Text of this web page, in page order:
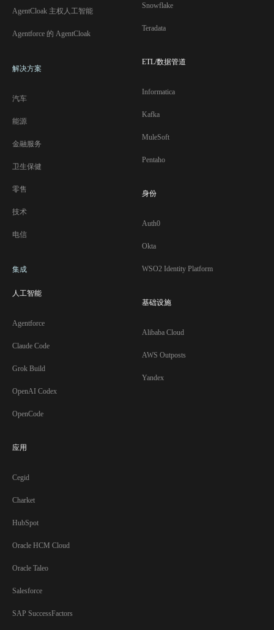
AgentCloak 主权人工智能
Agentforce 的 AgentCloak
解决方案
汽车
能源
金融服务
卫生保健
零售
技术
电信
集成
人工智能
Agentforce
Claude Code
Grok Build
OpenAI Codex
OpenCode
应用
Cegid
Charket
HubSpot
Oracle HCM Cloud
Oracle Taleo
Salesforce
SAP SuccessFactors
Snowflake
Teradata
ETL/数据管道
Informatica
Kafka
MuleSoft
Pentaho
身份
Auth0
Okta
WSO2 Identity Platform
基础设施
Alibaba Cloud
AWS Outposts
Yandex